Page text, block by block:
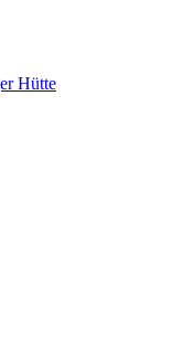
Hütte